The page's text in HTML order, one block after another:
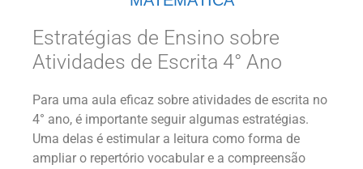
Estratégias de Ensino sobre
Atividades de Escrita 4° Ano
Para uma aula eficaz sobre atividades de escrita no
4° ano, é importante seguir algumas estratégias.
Uma delas é estimular a leitura como forma de
ampliar o repertório vocabular e a compreensão